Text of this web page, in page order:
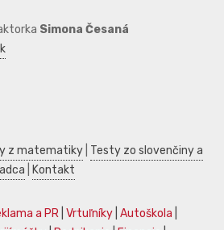
Simona Česaná
z matematiky Testy zo slovenčiny a
Kontakt
a PR Vrtuľníky Autoškola